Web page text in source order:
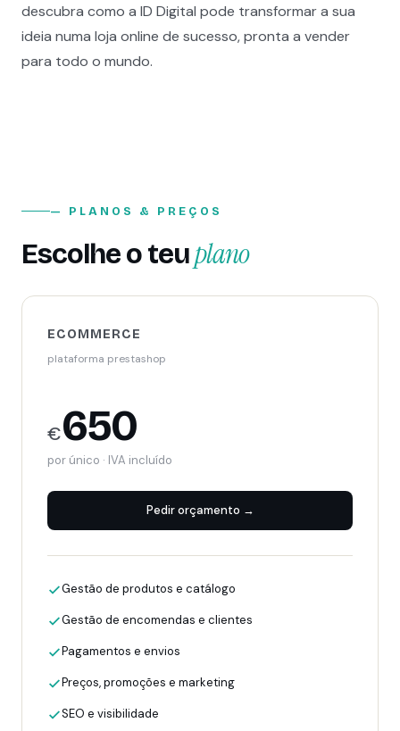
descubra como a ID Digital pode transformar a sua
ideia numa loja online de sucesso, pronta a vender
para todo o mundo.
— PLANOS & PREÇOS
Escolhe o teuplano
ECOMMERCE
plataforma prestashop
€650
por único · IVA incluído
Pedir orçamento →
Gestão de produtos e catálogo
Gestão de encomendas e clientes
Pagamentos e envios
Preços, promoções e marketing
SEO e visibilidade